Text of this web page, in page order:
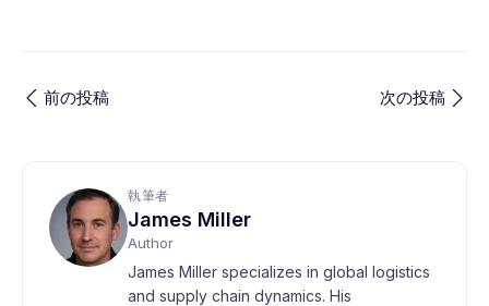
前の投稿 次の投稿
執筆者
James Miller
Author
James Miller specializes in global logistics
and supply chain dynamics. His